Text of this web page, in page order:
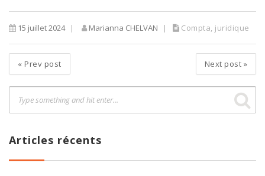
15 juillet 2024 Marianna CHELVAN Compta, juridique
« Prev post Next post »
Articles récents